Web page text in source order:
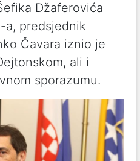
Džaferovića
a, predsjednik
Čavara iznio je
ali i
sporazumu.